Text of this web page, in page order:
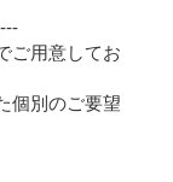
ご用意してお
個別のご要望